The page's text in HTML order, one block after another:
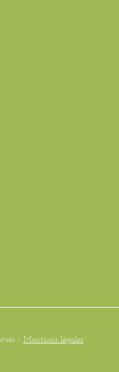
- Mentions légales